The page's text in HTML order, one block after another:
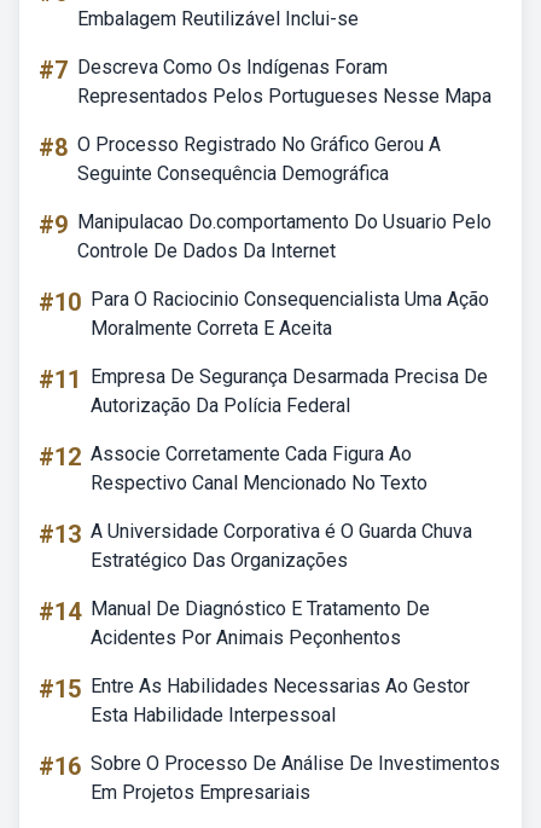
Embalagem Reutilizável Inclui-se
#7 Descreva Como Os Indígenas Foram
Representados Pelos Portugueses Nesse Mapa
#8 O Processo Registrado No Gráfico Gerou A
Seguinte Consequência Demográfica
#9 Manipulacao Do.comportamento Do Usuario Pelo
Controle De Dados Da Internet
#10 Para O Raciocinio Consequencialista Uma Ação
Moralmente Correta E Aceita
#11
Empresa De Segurança Desarmada Precisa De
Autorização Da Polícia Federal
#12 Associe Corretamente Cada Figura Ao
Respectivo Canal Mencionado No Texto
#13 A Universidade Corporativa é O Guarda Chuva
Estratégico Das Organizações
#14 Manual De Diagnóstico E Tratamento De
Acidentes Por Animais Peçonhentos
#15 Entre As Habilidades Necessarias Ao Gestor
Esta Habilidade Interpessoal
#16 Sobre O Processo De Análise De Investimentos
Em Projetos Empresariais